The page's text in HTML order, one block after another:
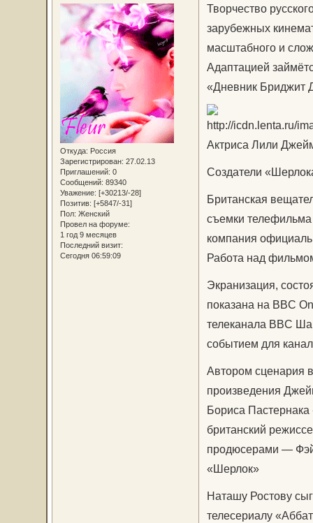
Откуда: Россия
Зарегистрирован: 27.02.13
Приглашений: 0
Сообщений: 89340
Уважение: [+30213/-28]
Позитив: [+5847/-31]
Пол: Женский
Провел на форуме:
1 год 9 месяцев
Последний визит:
Сегодня 06:59:09
Творчество
зарубежных
масштабного и
Адаптацией
«Дневник Бриджит
Актриса Лили
Создатели
Британская
съемки
компания
Работа над
Экранизация,
показана на BBC
телеканала BBC
событием для
Автором сценария
произведения
Бориса
британский
продюсерами —
«Шерлок»
Наташу Ростову
телесериалу